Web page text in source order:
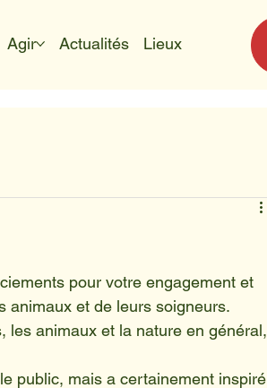
Agir Actualités Lieux
pour votre engagement et
animaux et de leurs soigneurs.
les animaux et la nature en général,
public, mais a certainement inspiré